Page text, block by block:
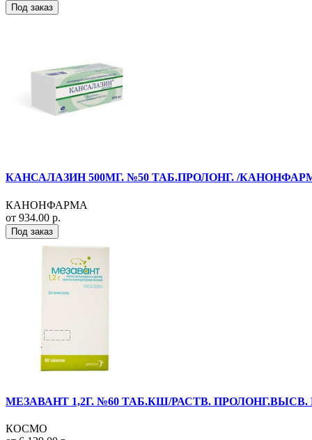
Под заказ
КАНСАЛАЗИН 500МГ. №50 ТАБ.ПРОЛОНГ. /
КАНОНФАРМА
от 934.00 р.
Под заказ
МЕЗАВАНТ 1,2Г. №60 ТАБ.КШ/РАСТВ.
КОСМО